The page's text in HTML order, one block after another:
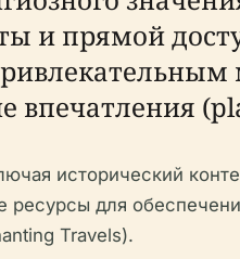
и прямой
исторический
ресурсы для
Travels).